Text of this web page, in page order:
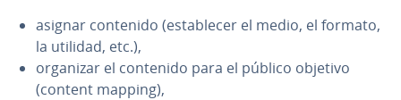
asignar contenido (es­ta­ble­cer el medio, el formato,
la utilidad, etc.),
organizar el contenido para el público objetivo
(content mapping),